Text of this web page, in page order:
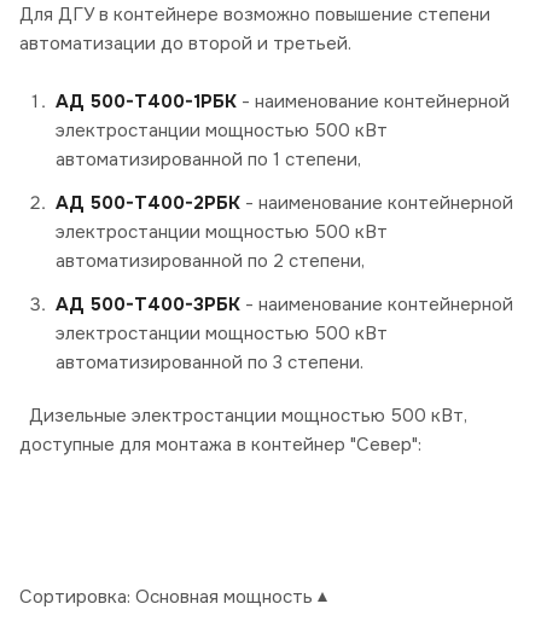
Для ДГУ в контейнере возможно повышение степени
автоматизации до второй и третьей.
АД 500-Т400-1РБК - наименование контейнерной
электростанции мощностью 500 кВт
автоматизированной по 1 степени,
АД 500-Т400-2РБК - наименование контейнерной
электростанции мощностью 500 кВт
автоматизированной по 2 степени,
АД 500-Т400-3РБК - наименование контейнерной
электростанции мощностью 500 кВт
автоматизированной по 3 степени.
Дизельные электростанции мощностью 500 кВт,
доступные для монтажа в контейнер "Север":
Сортировка: Основная мощность